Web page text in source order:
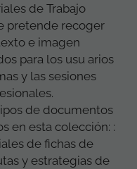
de Trabajo
pretende recoger
e imagen
para los usu arios
y las sesiones
de documentos
en esta colección: :
de fichas de
y estrategias de